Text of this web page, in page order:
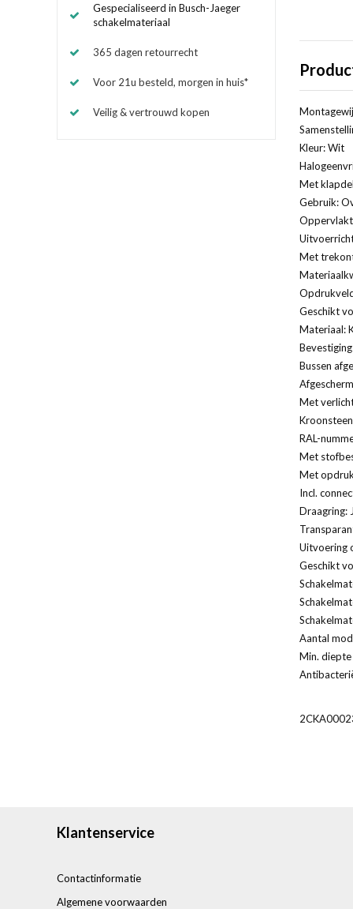
Gespecialiseerd in Busch-Jaeger
schakelmateriaal
365 dagen retourrecht
Voor 21u besteld, morgen in huis*
Veilig & vertrouwd kopen
Kleur: Wit
Met
Gebruik:
Met
Geschikt
Materiaal:
Bussen
Met
RAL-
Met
Met
Incl.
Draagring:
Uitvoering
Geschikt
Aantal
Min.
Klantenservice
Contactinformatie
Algemene voorwaarden